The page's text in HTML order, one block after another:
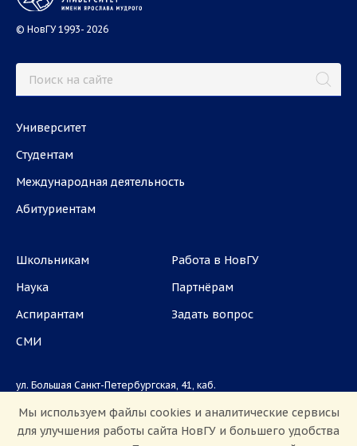
© НовГУ 1993- 2026
Университет
Студентам
Международная деятельность
Абитуриентам
Школьникам
Наука
Аспирантам
СМИ
Работа в НовГУ
Партнёрам
Задать вопрос
ул. Большая Санкт-Петербургская, 41, каб.
Приемная комиссия: +7(8162)33-20-44
Мы используем файлы cookies и аналитические сервисы
для улучшения работы сайта НовГУ и большего удобства